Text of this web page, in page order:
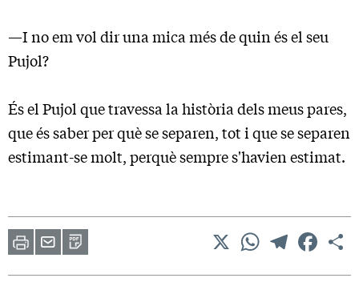
—I no em vol dir una mica més de quin és el seu
Pujol?
És el Pujol que travessa la història dels meus pares,
que és saber per què se separen, tot i que se separen
estimant-se molt, perquè sempre s'havien estimat.
a
WhatsAppTelegram